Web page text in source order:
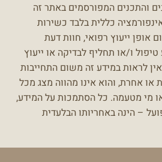
והתכנים המפורסמים באתר זה
כללית בלבד כשירות
אופן ייעוץ רפואי, חוות דעת
ו/או תחליף לבדיקה או ייעוץ
אין לראות במידע זה משום התחייבות
אחרת, והוא אינו מהווה מצג מכל
מי מטעמה. כל הסתמכות על המידע,
– הינה באחריותו הבלעדית